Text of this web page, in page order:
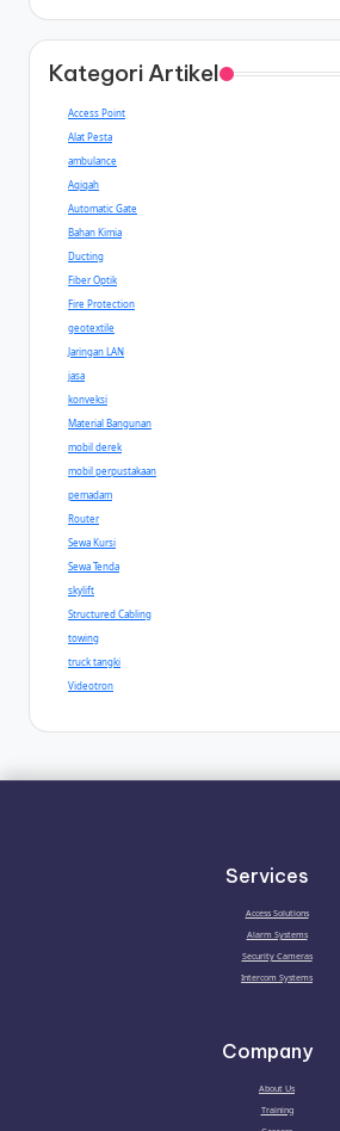
Kategori Artikel
Access Point
Alat Pesta
ambulance
Aqiqah
Automatic Gate
Bahan Kimia
Ducting
Fiber Optik
Fire Protection
geotextile
Jaringan LAN
jasa
konveksi
Material Bangunan
mobil derek
mobil perpustakaan
pemadam
Router
Sewa Kursi
Sewa Tenda
skylift
Structured Cabling
towing
truck tangki
Videotron
Services
Access Solutions
Alarm Systems
Security Cameras
Intercom Systems
Company
About Us
Training